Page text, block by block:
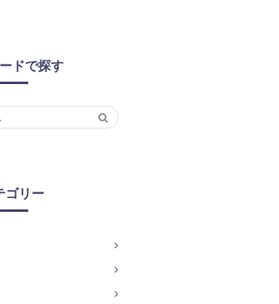
ドで探す
ゴリー